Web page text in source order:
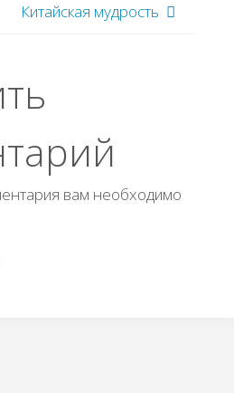
Китайская мудрость
вам необходимо